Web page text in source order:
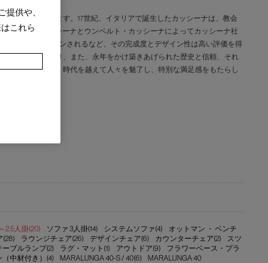
て知られています。17世紀、イタリアで誕生したカッシーナは、教会
ーザレ・カッシーナとウンベルト・カッシーナによってカッシーナ社
館にコレクションされるなど、その完成度とデザイン性は高い評価を得
事な融合であり、また、永年をかけ築きあげられた歴史と信頼、それ
カッシーナは、時代を越えて人々を魅了し、特別な満足感をもたらし
2.5人掛(20) ソファ 3人掛(14) システムソファ(4)
オットマン ・ ベンチ
(28) ラウンジチェア(26) デザインチェア(6) カウンターチェア(2)
スツ
ーブルランプ(2) ラグ・マット(1) アウトドア(9)
フラワーベース・プラ
（中材付き）(4) MARALUNGA 40-S / 40(6)
MARALUNGA 40
提供や、
これら